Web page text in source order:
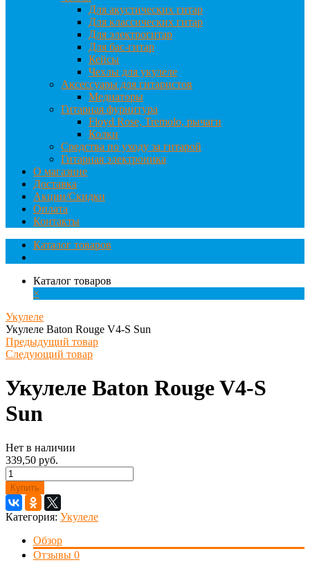
Для акустических гитар
Для классических гитар
Для электрогитар
Для бас-гитар
Кейсы
Чехлы для укулеле
Аксессуары для гитаристов
Медиаторы
Гитарная фурнитура
Floyd Rose, Tremolo, рычаги
Колки
Средства по уходу за гитарой
Гитарная электроника
О магазине
Доставка
Акции/Скидки
Оплата
Контакты
Каталог товаров
Каталог товаров
×
Укулеле
Укулеле Baton Rouge V4-S Sun
Предыдущий товар
Следующий товар
Укулеле Baton Rouge V4-S
Sun
Нет в наличии
339,50 руб.
Купить
Категория: Укулеле
Обзор
Отзывы 0